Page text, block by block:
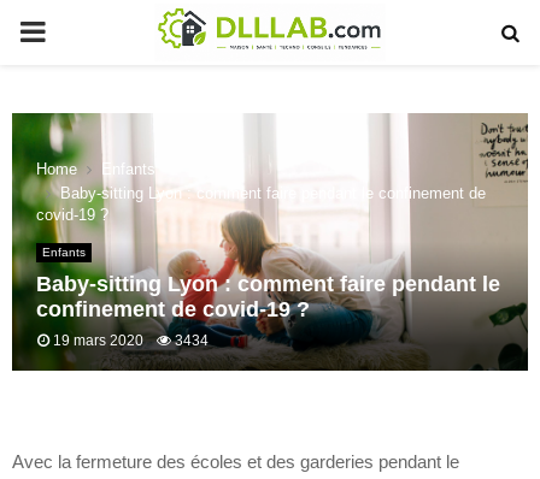
PRIMARY
Home
Enfants
Baby-sitting Lyon : comment faire pendant le confinement de
covid-19 ?
Enfants
Baby-sitting Lyon : comment faire pendant le
confinement de covid-19 ?
19 mars 2020 3434
Avec la fermeture des écoles et des garderies pendant le